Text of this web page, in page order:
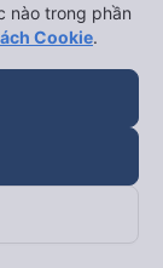
nào trong phần
Cookie.